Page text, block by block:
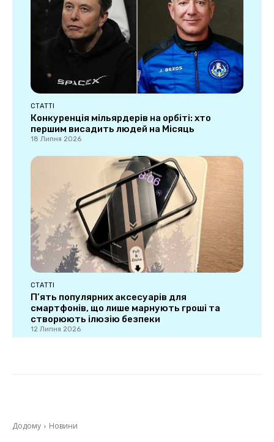
СТАТТІ
Конкуренція мільярдерів на орбіті: хто
першим висадить людей на Місяць
18 Липня 2026
СТАТТІ
П’ять популярних аксесуарів для
смартфонів, що лише марнують гроші та
створюють ілюзію безпеки
12 Липня 2026